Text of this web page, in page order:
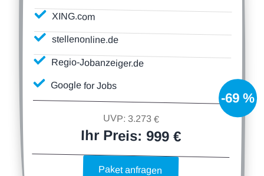
XING.com
stellenonline.de
Regio-Jobanzeiger.de
Google for Jobs
-69 %
UVP: 3.273 €
Ihr Preis: 999 €
Paket anfragen